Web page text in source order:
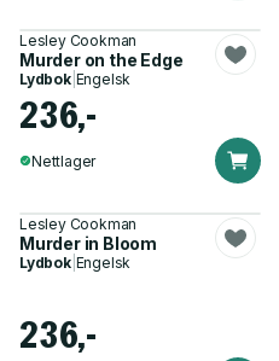
Lesley Cookman
Murder on the Edge
Lydbok| Engelsk
236,-
Nettlager
Lesley Cookman
Murder in Bloom
Lydbok| Engelsk
236,-